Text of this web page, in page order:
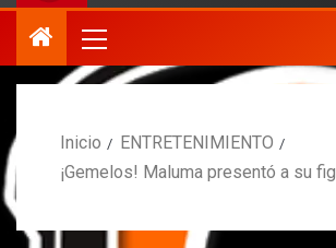
Inicio
ENTRETENIMIENTO
¡Gemelos! Maluma presentó a su